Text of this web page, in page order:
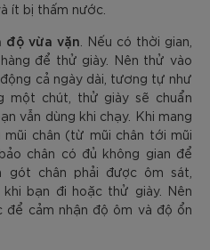
ít bị thấm nước.
độ vừa vặn . Nếu có thời gian,
để thử giày. Nên thử vào
cả ngày dài, tương tự như
một chút, thử giày sẽ chuẩn
vẫn dùng khi chạy. Khi mang
chân (từ mũi chân tới mũi
chân có đủ không gian để
gót chân phải được ôm sát,
bạn đi hoặc thử giày. Nên
để cảm nhận độ ôm và độ ổn